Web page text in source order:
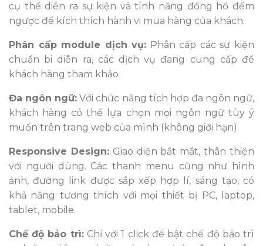
cụ thể diễn ra sự kiện và tính năng đồng hồ đếm
ngược để kích thích hành vi mua hàng của khách.
Phân cấp module dịch vụ: Phân cấp các sự kiện
chuẩn bi diễn ra, các dịch vụ đang cung cấp để
khách hàng tham khảo
Đa ngôn ngữ: Với chức năng tích hợp đa ngôn ngữ,
khách hàng có thể lựa chọn mọi ngôn ngữ tùy ý
muốn trên trang web của mình (không giới hạn).
Responsive Design:Giao diện bắt mắt, thân thiện
với người dùng. Các thanh menu cũng như hình
ảnh, đường link được sắp xếp hợp lí, sáng tạo, có
khả năng tương thích với mọi thiết bị PC, laptop,
tablet, mobile.
Chế độ bảo trì:Chỉ với 1 click để bật chế độ bảo trì